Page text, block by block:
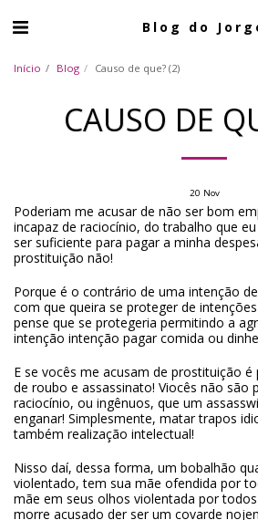
Blog do
Início Blog Causo de que? (2)
CAUSO DE
20 Nov
Poderiam me acusar de não ser bom
incapaz de raciocínio, do trabalho que
ser suficiente para pagar a minha
prostituição não!
Porque é o contrário de uma intenção
com que queira se proteger de
pense que se protegeria permitindo a
intenção intenção pagar comida ou
E se vocês me acusam de prostituição
de roubo e assassinato! Viocês não são
raciocínio, ou ingênuos, que um
enganar! Simplesmente, matar trapos
também realização intelectual!
Nisso daí, dessa forma, um bobalhão
violentado, tem sua mãe ofendida por
mãe em seus olhos violentada por
morre acusado der ser um covarde